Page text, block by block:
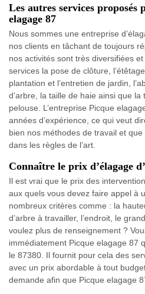
Les autres services proposés
elagage 87
Nous sommes une entreprise
nos clients en tâchant de toujours
nos activités sont très diversifiées
services la pose de clôture,
plantation et l’entretien de jardin,
d’arbre, la taille de haie ainsi que
pelouse. L’entreprise Picque
années d’expérience, ce qui veut
bien nos méthodes de travail et
dans les règles de l’art.
Connaître le prix d’élagage
Il est vrai que le prix des
aux quels vous devez faire appel à
nombreux critères comme : la
d’arbre à travailler, l’endroit, le
voulez plus de renseignement ?
immédiatement Picque elagage 87
le 87380. Il fournit pour cela des
avec un prix abordable à tout
demande afin que Picque elagage